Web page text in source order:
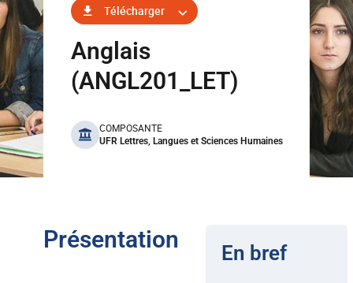
Télécharger
Anglais
(ANGL201_LET)
benefits
COMPOSANTE
UFR Lettres, Langues et Sciences Humaines
Présentation En bref